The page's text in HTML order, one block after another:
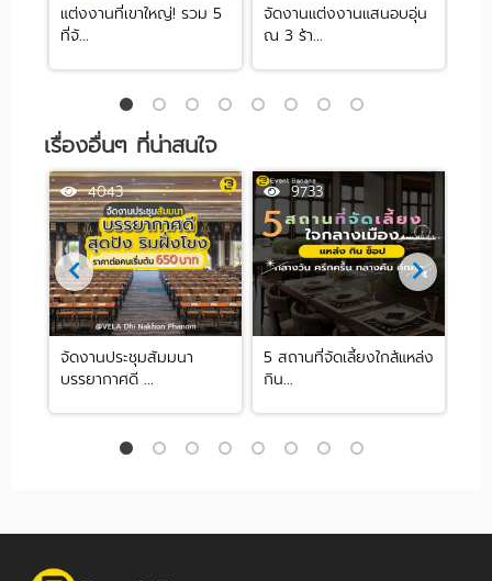
แต่งงานที่เขาใหญ่! รวม 5
ที่จั...
จัดงานแต่งงานแสนอบอุ่น
ณ 3 ร้า...
เรื่องอื่นๆ ที่น่าสนใจ
4043
จัดงานประชุมสัมมนา
บรรยากาศดี ...
9733
5 สถานที่จัดเลี้ยงใกล้แหล่ง
กิน...